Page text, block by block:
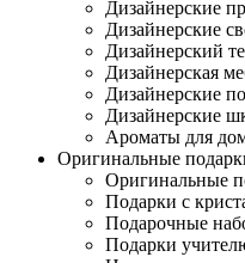
Дизайнерские
Дизайнерские
Дизайнерский
Дизайнерская
Дизайнерские
Дизайнерские
Ароматы для
Оригинальные
Оригинальные
Подарки с
Подарочные
Подарки